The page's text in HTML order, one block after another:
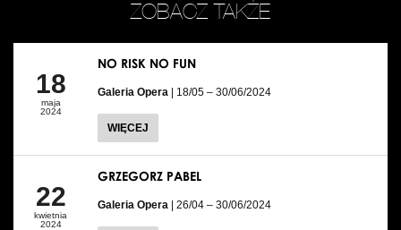
ZOBACZ TAKŻE
18
maja
2024
NO RISK NO FUN
Galeria Opera | 18/05 – 30/06/2024
WIĘCEJ
22
kwietnia
2024
GRZEGORZ PABEL
Galeria Opera | 26/04 – 30/06/2024